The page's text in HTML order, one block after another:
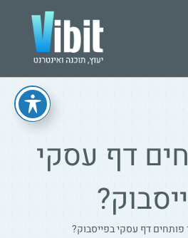
דף עסקי
פותחים דף עסקי בפייסבוק?